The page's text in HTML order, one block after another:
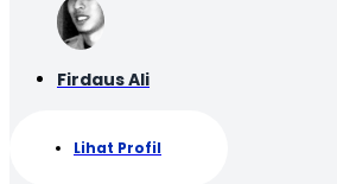
Firdaus Ali
Lihat Profil